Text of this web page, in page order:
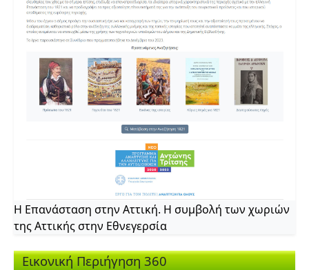
Η Επανάσταση στην Αττική. Η συμβολή των χωριών
της Αττικής στην Εθνεγερσία
Εικονική Περιήγηση 360